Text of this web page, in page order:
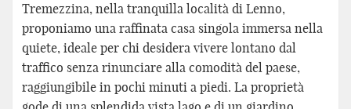
Tremezzina, nella tranquilla località di Lenno,
proponiamo una raffinata casa singola immersa nella
quiete, ideale per chi desidera vivere lontano dal
traffico senza rinunciare alla comodità del paese,
raggiungibile in pochi minuti a piedi. La proprietà